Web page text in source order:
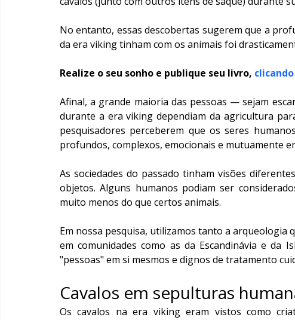
No entanto, essas descobertas sugerem que a
da era viking tinham com os animais foi
Realize o seu sonho e publique seu livro,
Afinal, a grande maioria das pessoas — sejam
durante a era viking dependiam da agricultura
pesquisadores perceberem que os seres
profundos, complexos, emocionais e mutuamente
As sociedades do passado tinham visões
objetos. Alguns humanos podiam ser
muito menos do que certos animais.
Em nossa pesquisa, utilizamos tanto a
em comunidades como as da Escandinávia e da
"pessoas" em si mesmos e dignos de tratamento
Cavalos em sepulturas
Os cavalos na era viking eram vistos como